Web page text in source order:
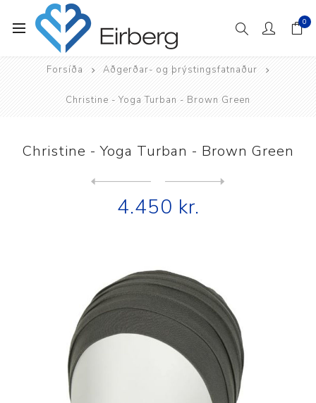
0
Forsíða Aðgerðar- og þrýstingsfatnaður
Christine - Yoga Turban - Brown Green
Christine - Yoga Turban - Brown Green
4.450 kr.